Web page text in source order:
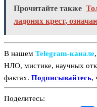
Прочитайте также
ладонях крест,
В нашем Telegram‑канале
НЛО, мистике, научных
фактах. Подписывайтесь,
Поделитесь: